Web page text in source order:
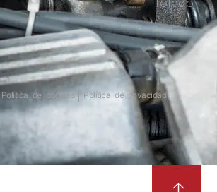
Toledo
Política de cookies Política de privacidad